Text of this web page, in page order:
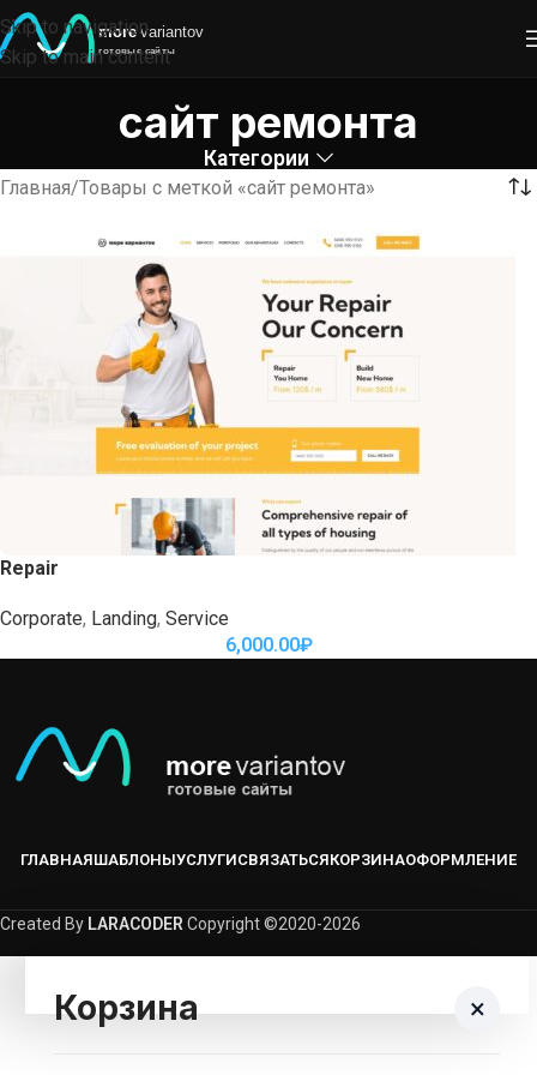
Skip to navigation
Skip to main content
сайт ремонта
Категории
Главная Товары с меткой «сайт ремонта»
Repair
Corporate, Landing, Service
6,000.00₽
ГЛАВНАЯШАБЛОНЫУСЛУГИСВЯЗАТЬСЯКОРЗИНАОФОРМЛЕНИЕ
Created By LARACODERCopyright ©2020-2026
Корзина ×